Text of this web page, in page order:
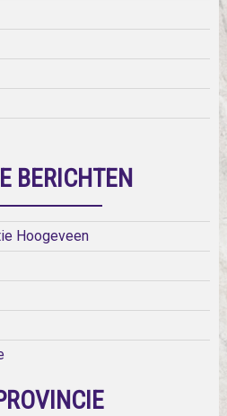
BERICHTEN
Hoogeveen